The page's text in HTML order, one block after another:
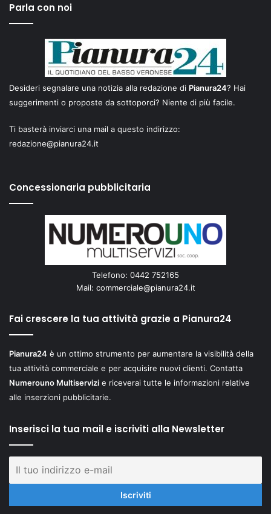
Parla con noi
Desideri segnalare una notizia alla redazione di Pianura24? Hai
suggerimenti o proposte da sottoporci? Niente di più facile.
Ti basterà inviarci una mail a questo indirizzo:
redazione@pianura24.it
Concessionaria pubblicitaria
Telefono: 0442 752165
Mail: commerciale@pianura24.it
Fai crescere la tua attività grazie a Pianura24
Pianura24 è un ottimo strumento per aumentare la visibilità della
tua attività commerciale e per acquisire nuovi clienti. Contatta
Numerouno Multiservizi e riceverai tutte le informazioni relative
alle inserzioni pubblicitarie.
Inserisci la tua mail e iscriviti alla Newsletter